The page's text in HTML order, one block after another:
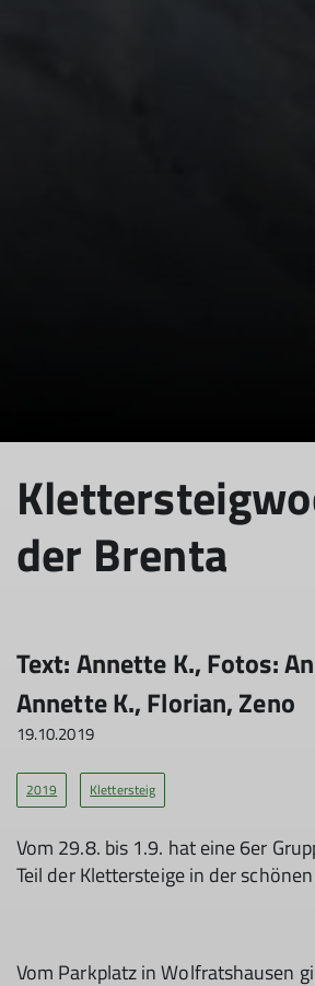
der Brenta
Text: An­net­te K., Fo­tos:
An­net­te K., Flo­ri­an, Ze­no
19.10.2019
2019 Klettersteig
Vom 29.8. bis 1.9. hat ei­ne 6er
Teil der Klet­ter­stei­ge in der
Vom Park­platz in Wolfrats­hau­sen